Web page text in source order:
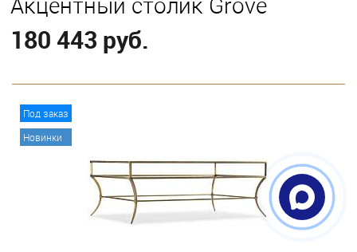
180 443 руб.
Под заказ
Новинки